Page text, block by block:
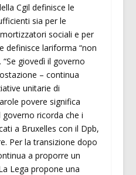
Cgil definisce le
sia per le
sociali e per
definisce lariforma “non
“Se giovedì il governo
– continua
unitarie di
povere significa
ricorda che i
a Bruxelles con il Dpb,
Per la transizione dopo
a proporre un
Lega propone una